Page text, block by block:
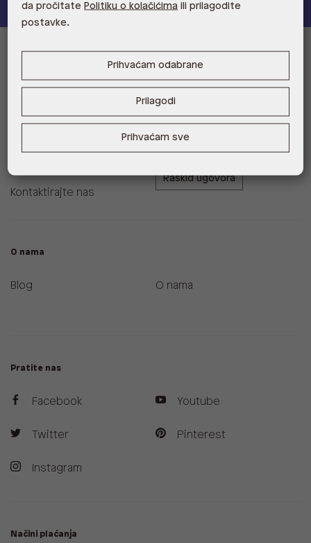
Zamjene i povrati
Kontaktirajte nas
ALDO A-List program
vjernosti
Raskid ugovora
O nama
Blog O nama
Pratite nas
Facebook
Twitter
Instagram
Youtube
Pinterest
Načini plaćanja
da pročitate Politiku o kolačićima ili prilagodite
postavke.
Prihvaćam odabrane
Prilagodi
Prihvaćam sve